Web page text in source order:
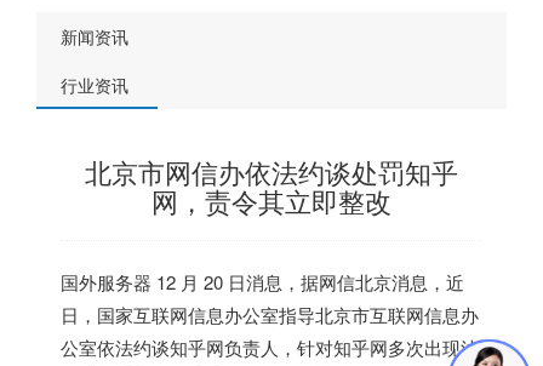
新闻资讯
行业资讯
北京市网信办依法约谈处罚知乎
网，责令其立即整改
国外服务器 12 月 20 日消息，据网信北京消息，近
日，国家互联网信息办公室指导北京市互联网信息办
公室依法约谈知乎网负责人，针对知乎网多次出现法